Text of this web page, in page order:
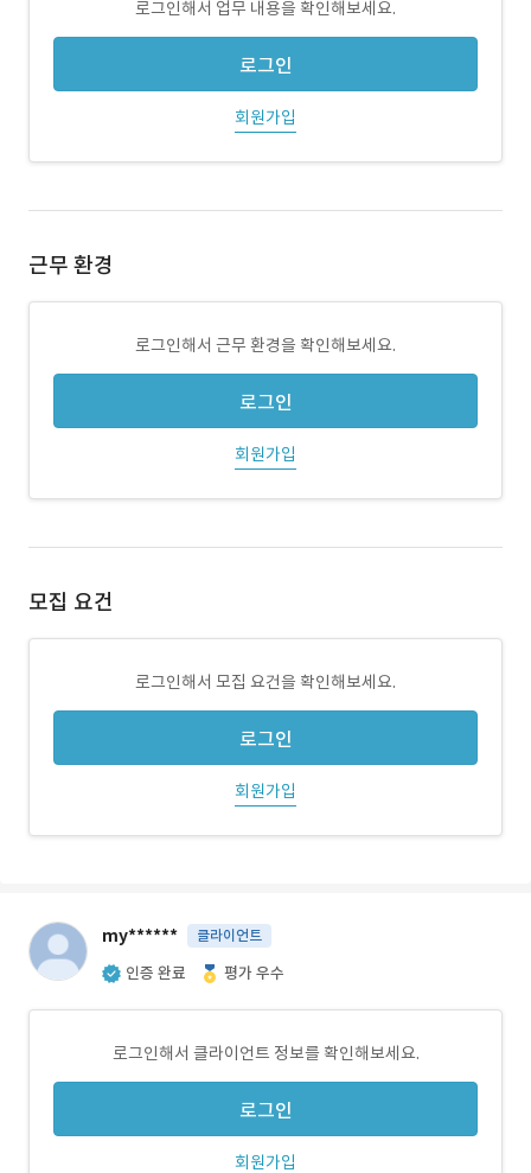
로그인해서 업무 내용을 확인해보세요.
로그인
회원가입
근무 환경
로그인해서 근무 환경을 확인해보세요.
로그인
회원가입
모집 요건
로그인해서 모집 요건을 확인해보세요.
로그인
회원가입
my****** 클라이언트
인증 완료 평가 우수
로그인해서 클라이언트 정보를 확인해보세요.
로그인
회원가입